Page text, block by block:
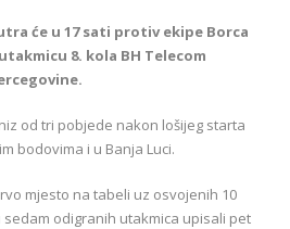
će u 17 sati protiv ekipe Borca
8. kola BH Telecom
od tri pobjede nakon lošijeg starta
bodovima i u Banja Luci.
mjesto na tabeli uz osvojenih 10
odigranih utakmica upisali pet